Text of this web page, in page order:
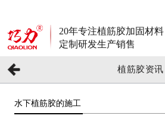
20年专注植筋胶加固材料
定制研发生产销售
植筋胶资讯
水下植筋胶的施工